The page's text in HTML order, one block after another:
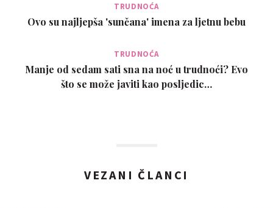
Nisam pušać i alkohol ne konzumiram /osim prigodno/
Jedem zdravo trudim se puno kretati i ne gomilati kile.
Vjerujem da zdravo djetinjstvo pored zdravih roditelja koji se
vole i daju dobar primjer sve moze se održati u ravnoteži.
Preporučam zdravi brak s prirodnom regulacijom
produljenu reproduktivnost i zdravlje.
TRUDNOĆA
Ovo su najljepša 'sunčana' imena za ljetnu bebu
TRUDNOĆA
Manje od sedam sati sna na noć u trudnoći? Evo
što se može javiti kao posljedic…
VEZANI ČLANCI